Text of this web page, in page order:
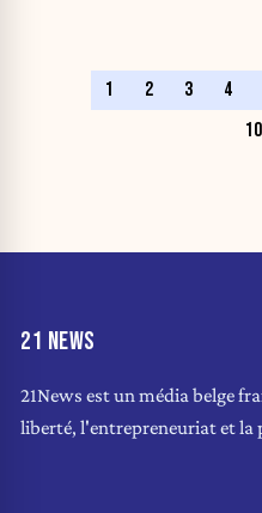
1 2 3 4
10
21 NEWS
21News est un média belge
liberté, l'entrepreneuriat et la